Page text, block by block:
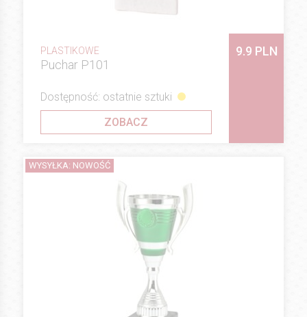
PLASTIKOWE
Puchar P101
9.9 PLN
Dostępność: ostatnie sztuki
ZOBACZ
WYSYŁKA: NOWOŚĆ